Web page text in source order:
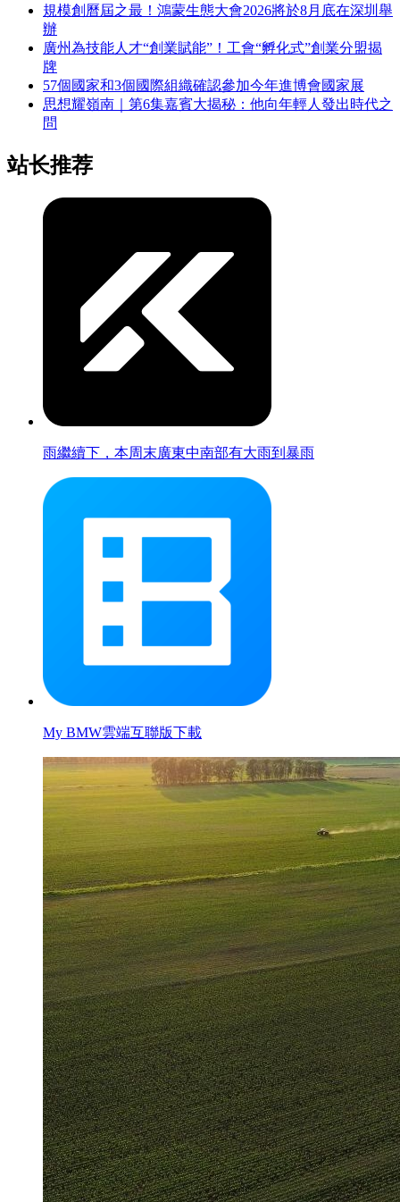
規模創曆屆之最！鴻蒙生態大會2026將於8月底在深圳舉
辦
廣州為技能人才“創業賦能”！工會“孵化式”創業分盟揭
牌
57個國家和3個國際組織確認參加今年進博會國家展
思想耀嶺南｜第6集嘉賓大揭秘：他向年輕人發出時代之
問
站长推荐
雨繼續下，本周末廣東中南部有大雨到暴雨
My BMW雲端互聯版下載